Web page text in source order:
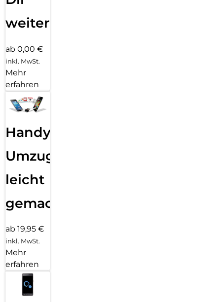
weiter
ab 0,00 €
inkl. MwSt.
Mehr
erfahren
Handy
Umzug
leicht
gemacht!
ab 19,95 €
inkl. MwSt.
Mehr
erfahren